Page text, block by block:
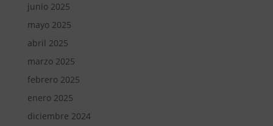
junio 2025
mayo 2025
abril 2025
marzo 2025
febrero 2025
enero 2025
diciembre 2024